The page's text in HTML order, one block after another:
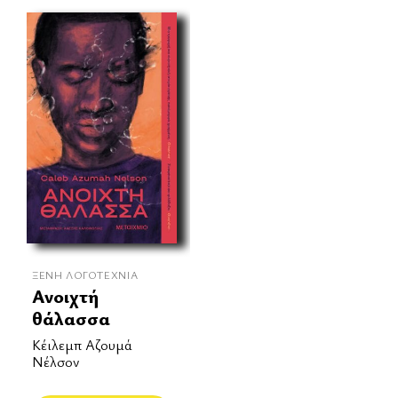
ΞΈΝΗ ΛΟΓΟΤΕΧΝΊΑ
Ανοιχτή
θάλασσα
Κέιλεμπ Αζουμά
Νέλσον